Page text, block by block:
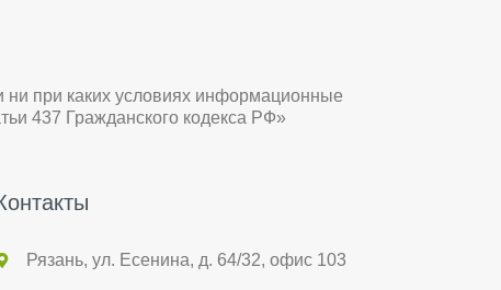
при каких условиях информационные
437 Гражданского кодекса РФ»
Рязань, ул. Есенина, д. 64/32, офис 103